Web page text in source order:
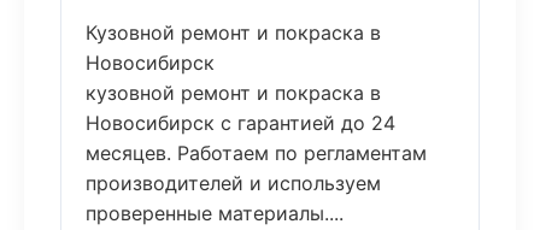
Кузовной ремонт и покраска в
Новосибирск
кузовной ремонт и покраска в
Новосибирск с гарантией до 24
месяцев. Работаем по регламентам
производителей и используем
проверенные материалы....